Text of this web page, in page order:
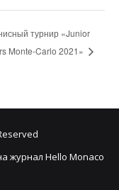
турнир «Junior
Monte-Carlo 2021»
журнал Hello Monaco